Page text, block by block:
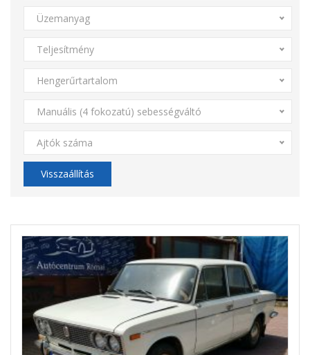
Üzemanyag
Teljesítmény
Hengerűrtartalom
Manuális (4 fokozatú) sebességváltó
Ajtók száma
Visszaállítás